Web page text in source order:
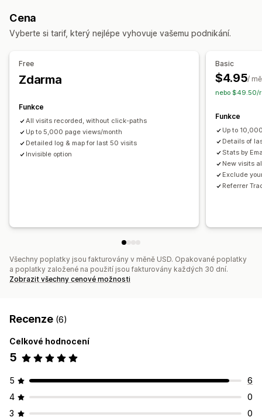
Sledování událostí
IP návštěvníka Analýza zákaznických segmentů
Analýza trychtýřů
Panel analytiky
Vlastní výkazy Export dat Historická analýza
Plánování výkazů Notifikace Dodržování GDPR
Cena
Vyberte si tarif, který nejlépe vyhovuje vašemu podnikání.
Free
Zdarma
Funkce
All visits recorded, without click-paths
Up to 5,000 page views/month
Detailed log & map for last 50 visits
Invisible option
Basic
$4.95/
nebo $49.50/
Funkce
Up to
Details of
Stats by
New visits
Exclude
Referrer
Všechny poplatky jsou fakturovány v měně USD. Opakované poplatky
a poplatky založené na použití jsou fakturovány každých 30 dní.
Zobrazit všechny cenové možnosti
Recenze (6)
Celkové hodnocení
5
5
6
4
0
3
0